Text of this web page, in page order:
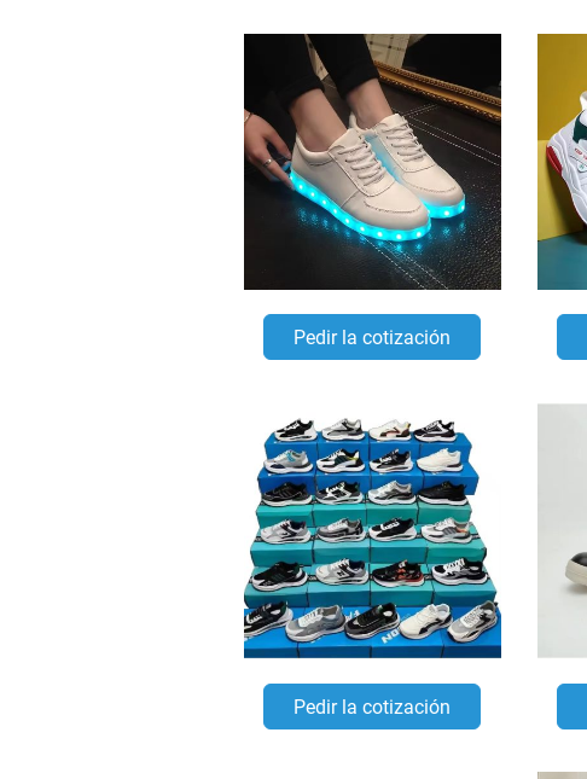
Pedir la cotización
Pedir la cotización